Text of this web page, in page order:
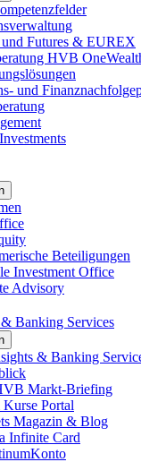
Futures & EUREX
HVB
und
Beteiligungen
Investment Office
Advisory
Banking Services
& Banking
Markt-Briefing
Portal
Magazin & Blog
Infinite Card